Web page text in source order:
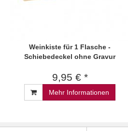
Weinkiste für 1 Flasche -
Schiebedeckel ohne Gravur
9,95 € *
Mehr Informationen